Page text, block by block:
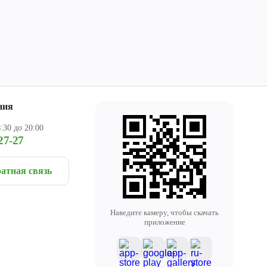
до 20:00
27
связь
Наведите камеру, чтобы скачать
приложение